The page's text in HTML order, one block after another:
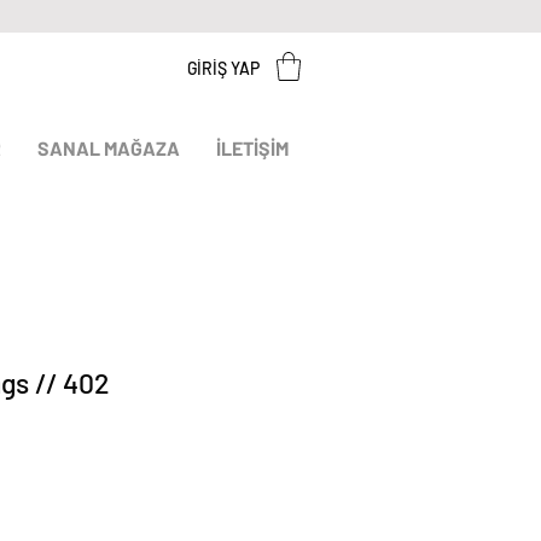
GİRİŞ YAP
// 402
SANAL MAĞAZA İLETİŞİM